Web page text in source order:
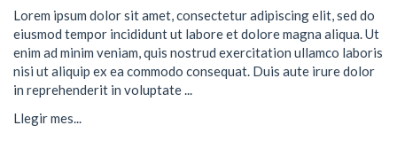
Lorem ipsum dolor sit amet, consectetur adipiscing elit, sed do
eiusmod tempor incididunt ut labore et dolore magna aliqua. Ut
enim ad minim veniam, quis nostrud exercitation ullamco laboris
nisi ut aliquip ex ea commodo consequat. Duis aute irure dolor
in reprehenderit in voluptate ...
Llegir mes...